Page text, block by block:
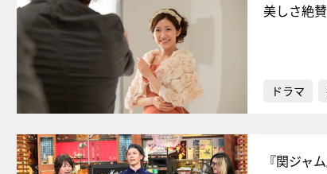
美しさ絶
ドラマ
『関ジャ